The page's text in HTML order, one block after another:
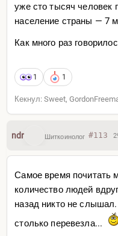
уже сто тысяч человек
население страны — 7
Как много раз
1 1
Кекнул: Sweet,
ndr Шиткоинолог #113
Самое время почитать
количество людей
назад никто не
столько перевезла...